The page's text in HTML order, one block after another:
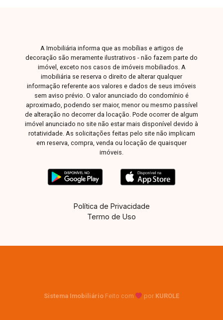
A Imobiliária informa que as mobílias e artigos de
decoração são meramente ilustrativos - não fazem parte do
imóvel, exceto nos casos de imóveis mobiliados. A
imobiliária se reserva o direito de alterar qualquer
informação referente aos valores e dados de seus imóveis
sem aviso prévio. O valor anunciado do condomínio é
aproximado, podendo ser maior, menor ou mesmo passível
de alteração no decorrer da locação. Pode ocorrer de algum
imóvel anunciado no site não estar mais disponível devido à
rotatividade. As solicitações feitas pelo site não implicam
em reserva, compra, venda ou locação de quaisquer
imóveis.
Política de Privacidade
Termo de Uso
Sistema Imobiliário Feito com por KUROLE